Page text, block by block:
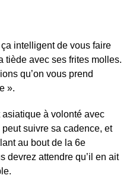
intelligent de vous faire
tiède avec ses frites molles.
qu’on vous prend
».
asiatique à volonté avec
suivre sa cadence, et
au bout de la 6e
devrez attendre qu’il en ait